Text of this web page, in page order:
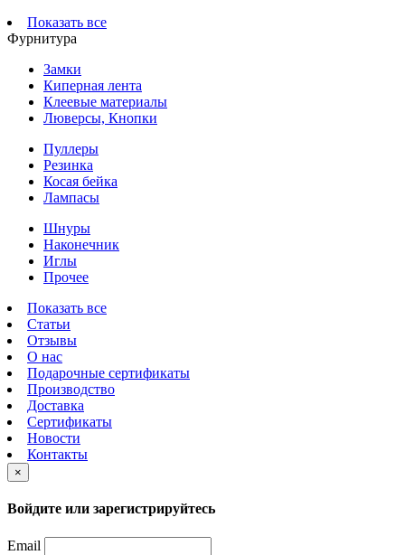
Показать все
Фурнитура
Замки
Киперная лента
Клеевые материалы
Люверсы, Кнопки
Пуллеры
Резинка
Косая бейка
Лампасы
Шнуры
Наконечник
Иглы
Прочее
Показать все
Статьи
Отзывы
О нас
Подарочные сертификаты
Производство
Доставка
Сертификаты
Новости
Контакты
×
Войдите или зарегистрируйтесь
Email